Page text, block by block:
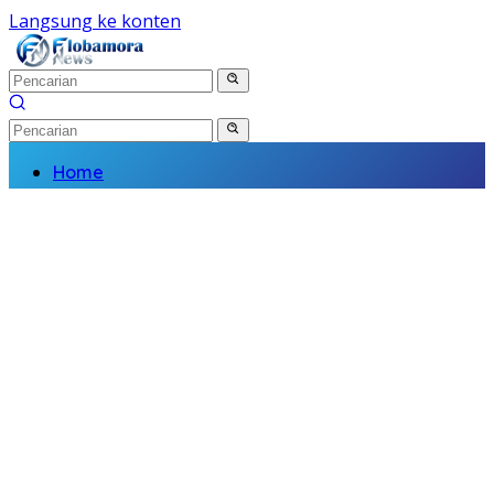
Langsung ke konten
Home
Nasional